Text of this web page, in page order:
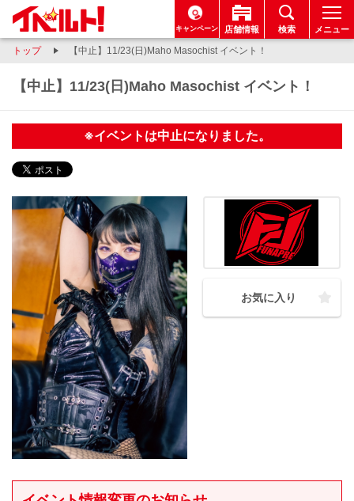
キャンペーン 店舗情報 検索 メニュー
トップ 【中止】11/23(日)Maho Masochist イベント！
【中止】11/23(日)Maho Masochist イベント！
※イベントは中止になりました。
お気に入り